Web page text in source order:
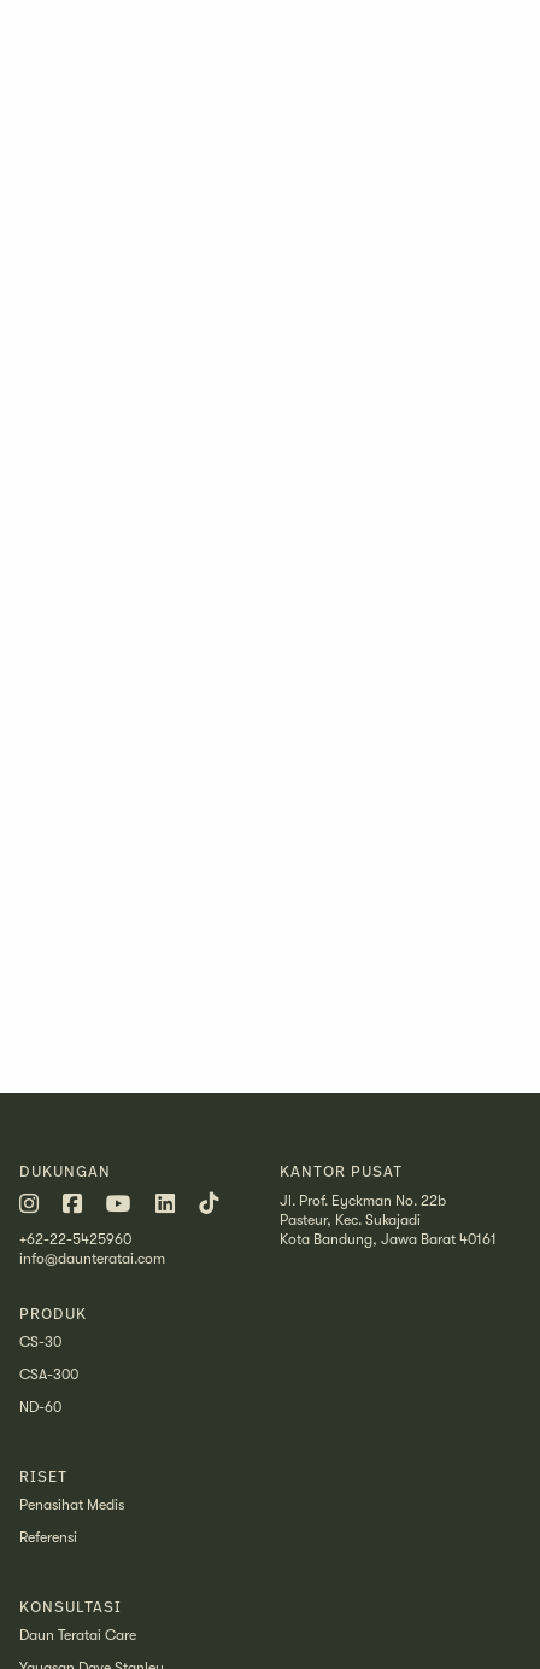
DUKUNGAN
+62-22-5425960
info@daunteratai.com
KANTOR PUSAT
Jl. Prof. Eyckman No. 22b
Pasteur, Kec. Sukajadi
Kota Bandung, Jawa Barat 40161
PRODUK
CS-30
CSA-300
ND-60
RISET
Penasihat Medis
Referensi
KONSULTASI
Daun Teratai Care